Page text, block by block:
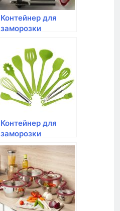
Контейнер для
заморозки
CLIC&LOCK;, 1,5л
Контейнер для
заморозки
продуктов Rotho,
CLIC&LOCK;, 1,4л